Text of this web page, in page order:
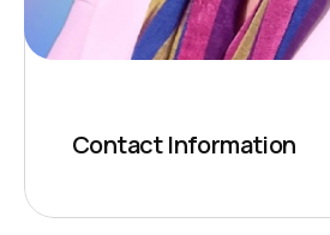
Contact Information